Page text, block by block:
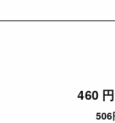
460
506